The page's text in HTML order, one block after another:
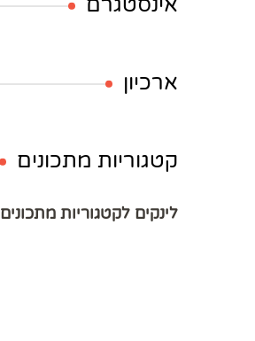
ארכיון
קטגוריות מתכונים
לינקים לקטגוריות מתכונים